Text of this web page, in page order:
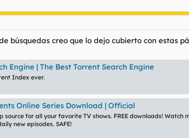
búsquedas creo que lo dejo cubierto con estas
Engine | The Best Torrent Search Engine
Index ever.
Online Series Download | Official
source for all your favorite TV shows. FREE downloads! Watch
new episodes. SAFE!